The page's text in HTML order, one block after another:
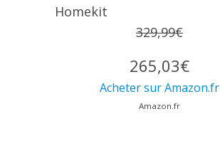
Homekit
329,99€
265,03€
Acheter sur Amazon.fr
Amazon.fr